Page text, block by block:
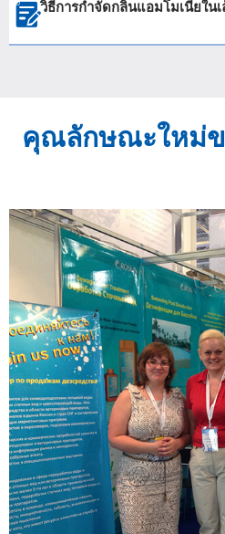
วิธีการกำจัดกลิ่นแอมโมเนียในเ
คุณลักษณะใหม่ข